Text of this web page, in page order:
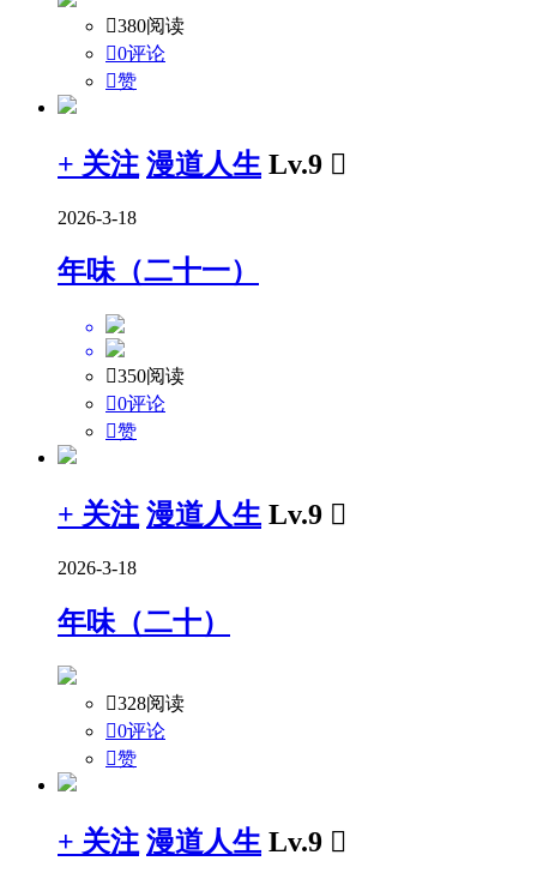
380阅读
0评论
赞
+ 关注 漫道人生 Lv.9 
2026-3-18
年味（二十一）
350阅读
0评论
赞
+ 关注 漫道人生 Lv.9 
2026-3-18
年味（二十）
328阅读
0评论
赞
+ 关注 漫道人生 Lv.9 